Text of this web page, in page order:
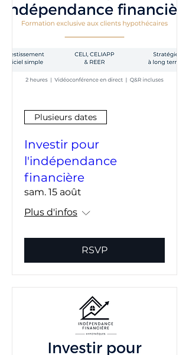
Plusieurs dates
Investir pour
l'indépendance
financière
sam. 15 août
Plus d'infos
RSVP